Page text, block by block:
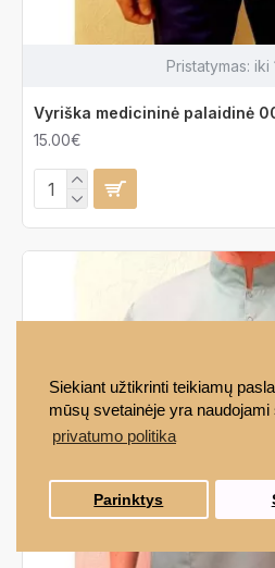
Siekiant užtikrinti teikiamų
mūsų svetainėje yra naudojami
privatumo politika
Parinktys
Pristatymas: iki
Vyriška medicininė palaidinė
15.00€